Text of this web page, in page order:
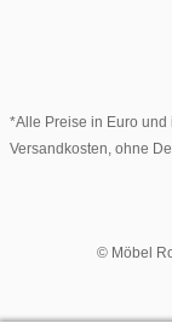
*Alle Preise in Euro und
Versandkosten, ohne
© Möbel